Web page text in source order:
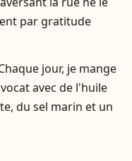
par gratitude
jour, je mange
avec de l'huile
du sel marin et un